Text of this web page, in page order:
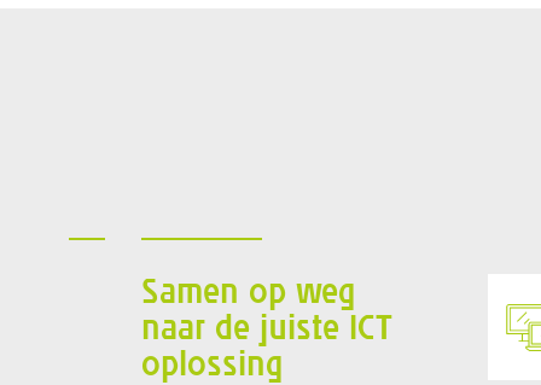
Samen op weg
naar de juiste ICT
oplossing